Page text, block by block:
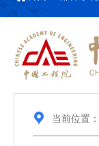
当前位置：